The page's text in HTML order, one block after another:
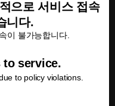
으로 서비스 접속
니다.
이 불가능합니다.
to service.
to policy violations.